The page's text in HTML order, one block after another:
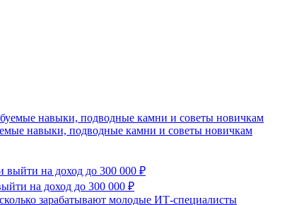
навыки, подводные камни и советы новичкам
на доход до 300 000 ₽